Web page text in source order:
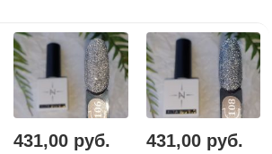
431,00 руб. 431,00 руб.